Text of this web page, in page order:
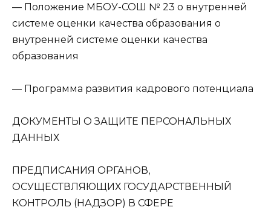
— Положение МБОУ-СОШ № 23 о внутренней
системе оценки качества образования о
внутренней системе оценки качества
образования
— Программа развития кадрового потенциала
ДОКУМЕНТЫ О ЗАЩИТЕ ПЕРСОНАЛЬНЫХ
ДАННЫХ
ПРЕДПИСАНИЯ ОРГАНОВ,
ОСУЩЕСТВЛЯЮЩИХ ГОСУДАРСТВЕННЫЙ
КОНТРОЛЬ (НАДЗОР) В СФЕРЕ